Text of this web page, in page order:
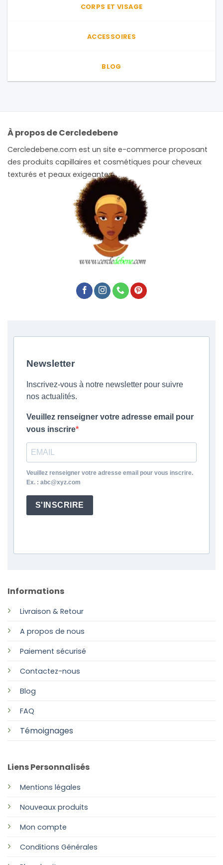
CORPS ET VISAGE
ACCESSOIRES
BLOG
À propos de Cercledebene
Cercledebene.com est un site e-commerce proposant
des produits capillaires et cosmétiques pour cheveux
texturés et peaux exigeantes.
Informations
Livraison & Retour
A propos de nous
Paiement sécurisé
Contactez-nous
Blog
FAQ
Témoignages
Liens Personnalisés
Mentions légales
Nouveaux produits
Mon compte
Conditions Générales
Newsletter
Inscrivez-vous à notre newsletter pour suivre
nos actualités.
Veuillez renseigner votre adresse email pour
vous inscrire
Veuillez renseigner votre adresse email pour vous inscrire.
Ex. : abc@xyz.com
S'INSCRIRE